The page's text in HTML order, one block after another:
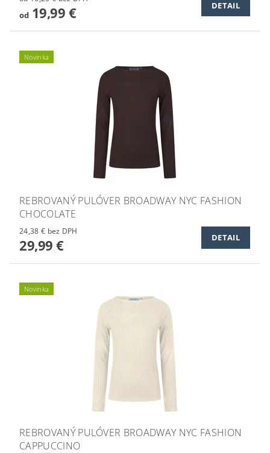
od19,99 € DETAIL
Novinka
REBROVANÝ PULÓVER BROADWAY NYC FASHION
CHOCOLATE
24,38 € bez DPH
29,99 € DETAIL
Novinka
REBROVANÝ PULÓVER BROADWAY NYC FASHION
CAPPUCCINO